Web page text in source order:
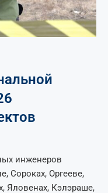
инженеров
Сороках, Оргееве,
Яловенах, Кэлэраше,